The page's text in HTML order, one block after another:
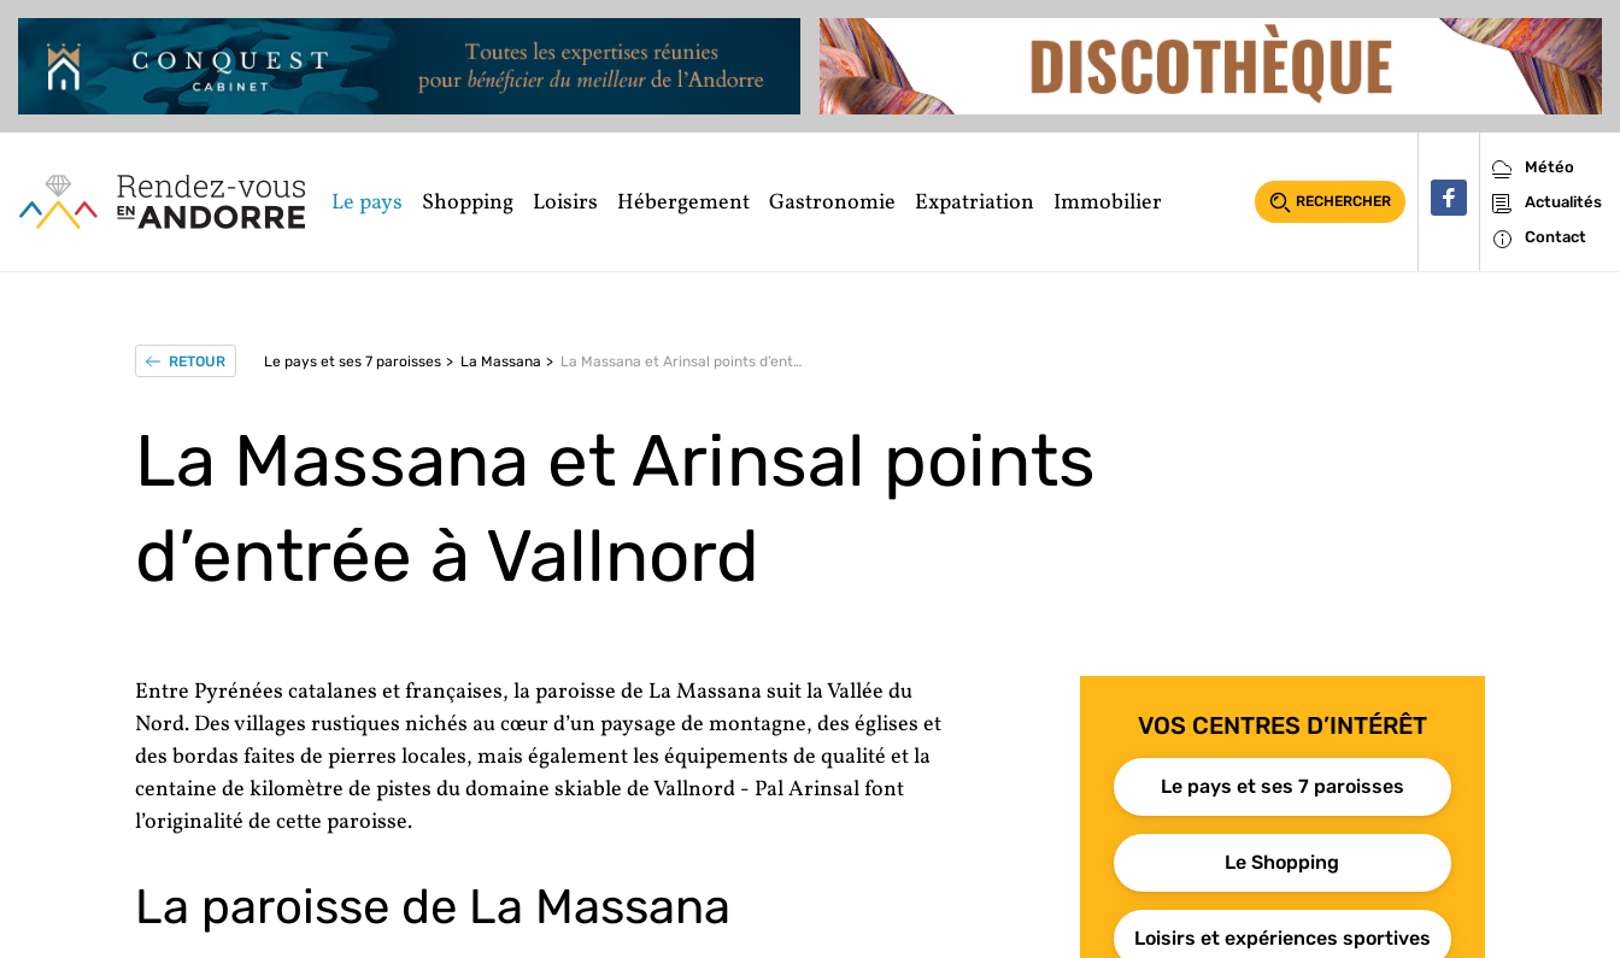
Le pays Shopping Loisirs Hébergement Gastronomie Expatriation Immobilier RECHERCHER
Météo
Actualités
Contact
RETOUR Le pays et ses 7 paroisses La Massana La Massana et Arinsal points d’entrée à Vallnord
La Massana et Arinsal points
d’entrée à Vallnord
Entre Pyrénées catalanes et françaises, la paroisse de La Massana suit la Vallée du
Nord. Des villages rustiques nichés au cœur d’un paysage de montagne, des églises et
des bordas faites de pierres locales, mais également les équipements de qualité et la
centaine de kilomètre de pistes du domaine skiable de Vallnord - Pal Arinsal font
l’originalité de cette paroisse.
La paroisse de La Massana
VOS CENTRES D’INTÉRÊT
Le pays et ses 7 paroisses
Le Shopping
Loisirs et expériences sportives